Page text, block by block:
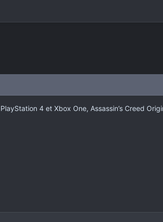
4 et Xbox One, Assassin’s Creed